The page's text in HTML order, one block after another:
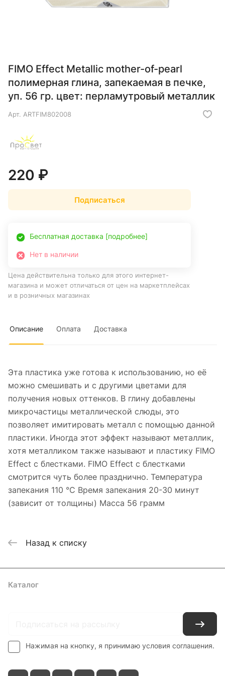
FIMO Effect Metallic mother-of-pearl
полимерная глина, запекаемая в печке,
уп. 56 гр. цвет: перламутровый металлик
Арт. ARTFIM802008
220 ₽
Подписаться
Бесплатная доставка [подробнее]
Нет в наличии
Цена действительна только для этого интернет-
магазина и может отличаться от цен на маркетплейсах
и в розничных магазинах
Описание Оплата Доставка
Эта пластика уже готова к использованию, но её
можно смешивать и с другими цветами для
получения новых оттенков. В глину добавлены
микрочастицы металлической слюды, это
позволяет имитировать металл с помощью данной
пластики. Иногда этот эффект называют металлик,
хотя металликом также называют и пластику FIMO
Effect с блестками. FIMO Effect с блестками
смотрится чуть более празднично. Температура
запекания 110 °С Время запекания 20-30 минут
(зависит от толщины) Масса 56 грамм
Назад к списку
Каталог
Нажимая на кнопку, я принимаю условия соглашения.